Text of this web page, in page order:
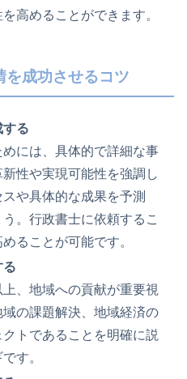
高めることができます。
を成功させるコツ
る
には、具体的で詳細な事
性や実現可能性を強調し
や具体的な成果を予測
。行政書士に依頼するこ
ることが可能です。
る
、地域への貢献が重要視
の課題解決、地域経済の
トであることを明確に説
す。